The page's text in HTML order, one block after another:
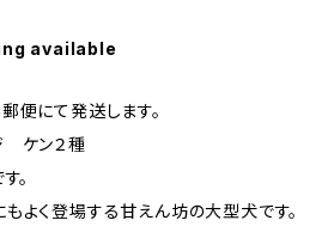
available
便にて発送します。
ケン２種
。
よく登場する甘えん坊の大型犬です。